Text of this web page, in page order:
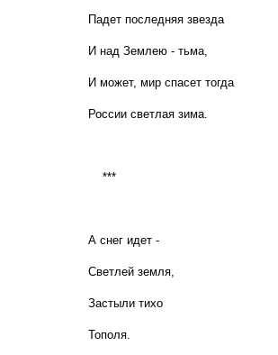
Падет последняя звезда
И над Землею - тьма,
И может, мир спасет тогда
России светлая зима.
***
А снег идет -
Светлей земля,
Застыли тихо
Тополя.